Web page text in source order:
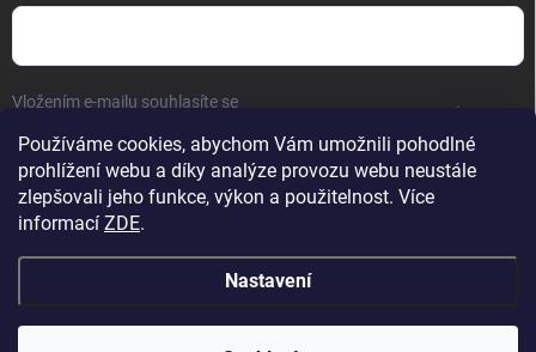
Používáme cookies, abychom Vám umožnili pohodlné
prohlížení webu a díky analýze provozu webu neustále
zlepšovali jeho funkce, výkon a použitelnost. Více
informací ZDE.
Nastavení
Vložením e-mailu souhlasíte se .
Přihlásit se
Copyright 2026Hračky vzdělávačky. Všechna práva vyhrazena.Upravit